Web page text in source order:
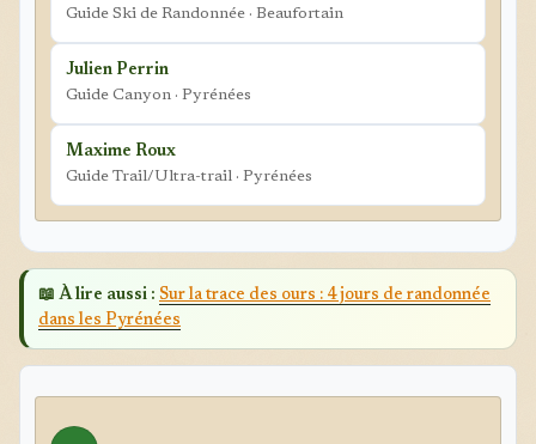
Guide Ski de Randonnée · Beaufortain
Julien Perrin
Guide Canyon · Pyrénées
Maxime Roux
Guide Trail/Ultra-trail · Pyrénées
📖 À lire aussi : Sur la trace des ours : 4 jours de randonnée
dans les Pyrénées